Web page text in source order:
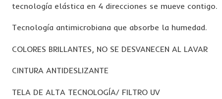
tecnología elástica en 4 direcciones se mueve contigo.
Tecnología antimicrobiana que absorbe la humedad.
COLORES BRILLANTES, NO SE DESVANECEN AL LAVAR
CINTURA ANTIDESLIZANTE
TELA DE ALTA TECNOLOGÍA/ FILTRO UV